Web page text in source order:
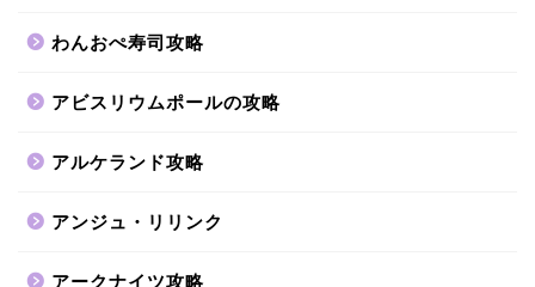
わんおぺ寿司攻略
アビスリウムポールの攻略
アルケランド攻略
アンジュ・リリンク
アークナイツ攻略